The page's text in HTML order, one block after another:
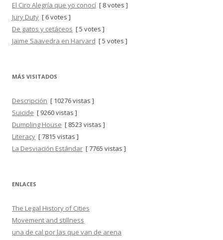
El Ciro Alegría que yo conocí [ 8 votes ]
Jury Duty [ 6 votes ]
De gatos y cetáceos [ 5 votes ]
Jaime Saavedra en Harvard [ 5 votes ]
MÁS VISITADOS
Descripción [ 10276 vistas ]
Suicide [ 9260 vistas ]
Dumpling House [ 8523 vistas ]
Literacy [ 7815 vistas ]
La Desviación Estándar [ 7765 vistas ]
ENLACES
The Legal History of Cities
Movement and stillness
una de cal por las que van de arena